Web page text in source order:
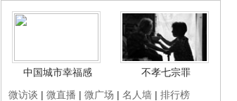
中国城市幸福感
不孝七宗罪
微访谈 | 微直播 | 微广场 | 名人墙 | 排行榜